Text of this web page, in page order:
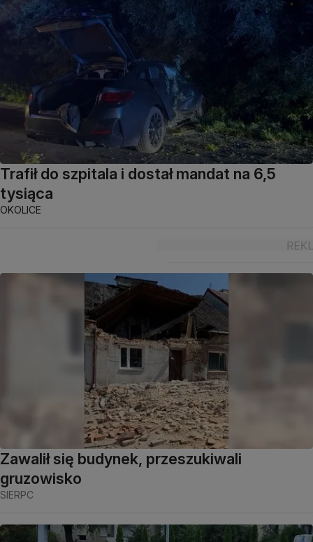
Trafił do szpitala i dostał mandat na 6,5
tysiąca
OKOLICE
Zawalił się budynek, przeszukiwali
gruzowisko
SIERPC